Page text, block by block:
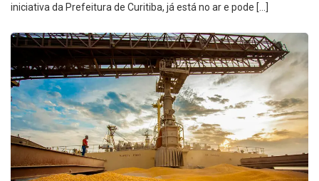
iniciativa da Prefeitura de Curitiba, já está no ar e pode […]